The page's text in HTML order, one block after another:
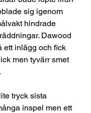
sig igenom
hindrade
Dawood
ett inlägg och fick
men tyvärr smet
tryck sista
inspel men ett